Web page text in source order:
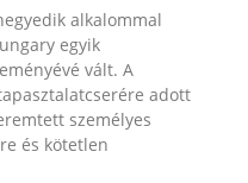
alkalommal
egyik
vált. A
adott
személyes
és kötetlen